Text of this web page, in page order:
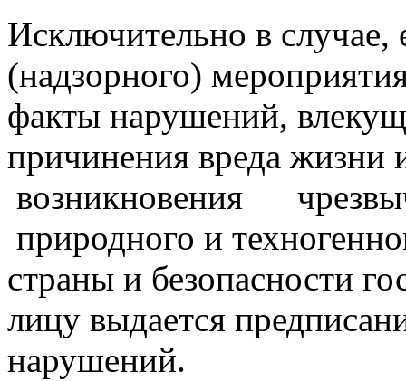
Исключительно в случае,
(надзорного)
факты нарушений,
причинения вреда
возникновения
природного и
страны и безопасности
лицу выдается
нарушений.